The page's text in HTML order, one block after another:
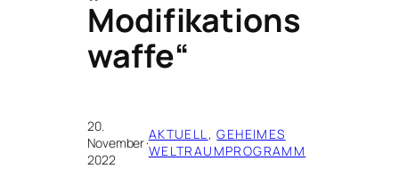
Modifikations
waffe“
20.
November
2022
·AKTUELL, GEHEIMES
WELTRAUMPROGRAMM